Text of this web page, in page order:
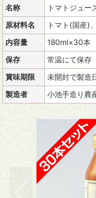
名称
トマトジュー
原材料名
トマト(国産)
内容量
180ml×30本
保存
常温にて保存
賞味期限
未開封で製造
製造者
小池手造り農